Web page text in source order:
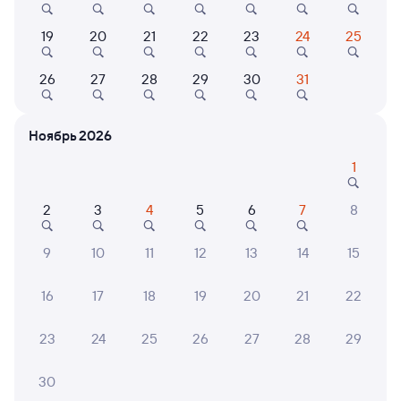
Выбор любимых мест на схемах вагонов
Подробные ответы на вопросы о поездке или
СМС-сопровождение до посадки в поезд
Оформление без регистрации на сайте
Частые вопросы
Что нужно, чтобы сесть в поезд?
Что делать, если ошибся при вводе данных
19 20 21 22 23 24 25
26 27 28 29 30 31
Ноябрь 2026
1
2 3 4 5 6 7 8
9 10 11 12 13 14 15
16 17 18 19 20 21 22
23 24 25 26 27 28 29
30